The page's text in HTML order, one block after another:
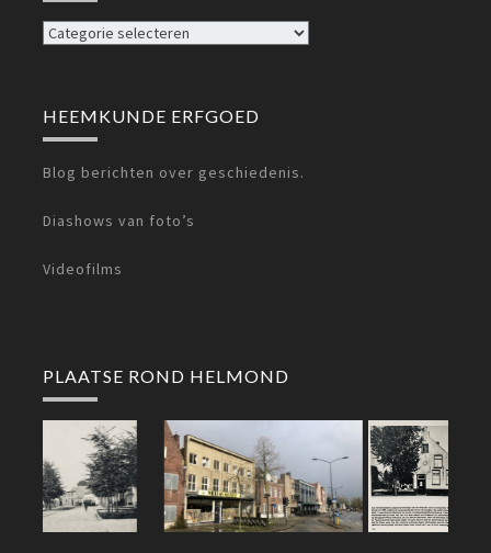
Categorieën
HEEMKUNDE ERFGOED
Blog berichten over geschiedenis.
Diashows van foto’s
Videofilms
PLAATSE ROND HELMOND